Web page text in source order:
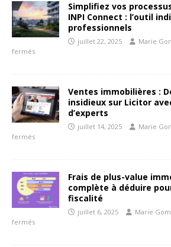
Simplifiez vos
INPI Connect : l’outil
professionnels
juillet 22, 2025 Marie
fermés
Ventes immobilières :
insidieux sur Licitor
d’experts
juillet 14, 2025 Marie
fermés
Frais de plus-value
complète à déduire
fiscalité
juillet 6, 2025 Marie
fermés